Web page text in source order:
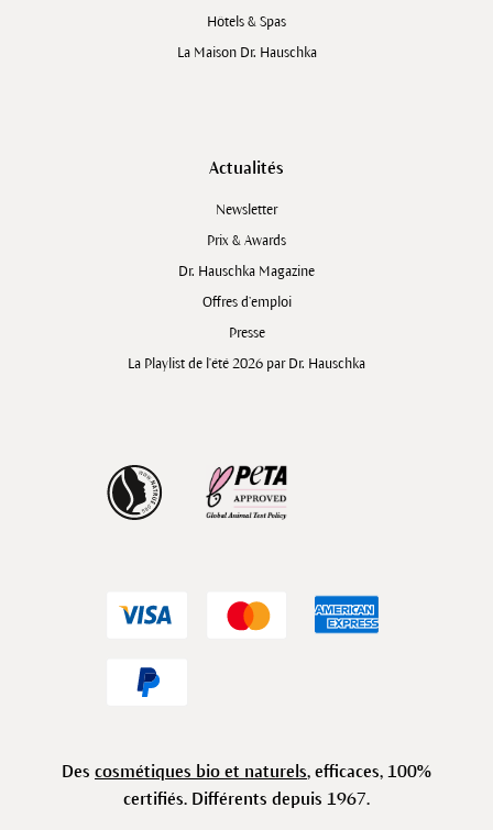
Hôtels & Spas
La Maison Dr. Hauschka
Actualités
Newsletter
Prix & Awards
Dr. Hauschka Magazine
Offres d’emploi
Presse
La Playlist de l'été 2026 par Dr. Hauschka
Des cosmétiques bio et naturels, efficaces, 100%
certifiés. Différents depuis 1967.